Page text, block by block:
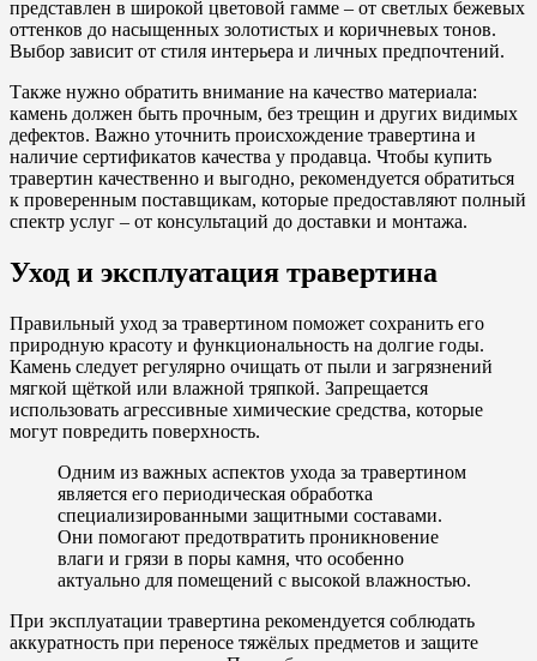
представлен в широкой цветовой гамме – от светлых бежевых
оттенков до насыщенных золотистых и коричневых тонов.
Выбор зависит от стиля интерьера и личных предпочтений.
Также нужно обратить внимание на качество материала:
камень должен быть прочным, без трещин и других видимых
дефектов. Важно уточнить происхождение травертина и
наличие сертификатов качества у продавца. Чтобы купить
травертин качественно и выгодно, рекомендуется обратиться
к проверенным поставщикам, которые предоставляют полный
спектр услуг – от консультаций до доставки и монтажа.
Уход и эксплуатация травертина
Правильный уход за травертином поможет сохранить его
природную красоту и функциональность на долгие годы.
Камень следует регулярно очищать от пыли и загрязнений
мягкой щёткой или влажной тряпкой. Запрещается
использовать агрессивные химические средства, которые
могут повредить поверхность.
Одним из важных аспектов ухода за травертином
является его периодическая обработка
специализированными защитными составами.
Они помогают предотвратить проникновение
влаги и грязи в поры камня, что особенно
актуально для помещений с высокой влажностью.
При эксплуатации травертина рекомендуется соблюдать
аккуратность при переносе тяжёлых предметов и защите